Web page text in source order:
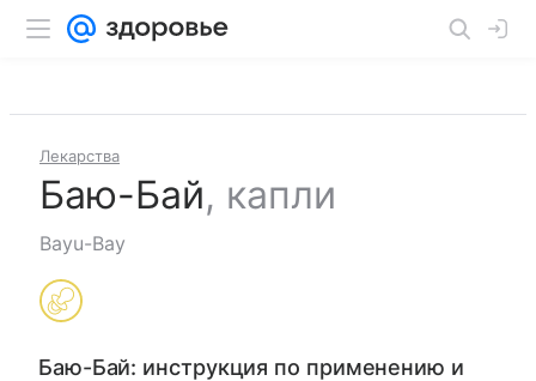
Лекарства
Баю-Бай, капли
Bayu-Bay
Баю-Бай: инструкция по применению и